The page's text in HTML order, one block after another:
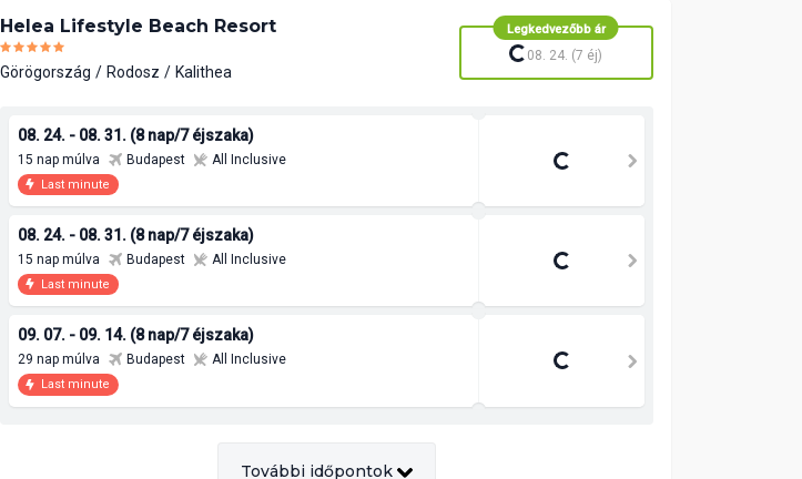
Helea Lifestyle Beach Resort
Görögország Rodosz Kalithea
Legkedvezőbb ár
Betelt08. 24. (7 éj)
08. 24. - 08. 31. (8 nap/7 éjszaka)
15 nap múlva Budapest
Last minute
08. 24. - 08. 31. (8 nap/7 éjszaka)
15 nap múlva Budapest
Last minute
09. 07. - 09. 14. (8 nap/7 éjszaka)
29 nap múlva Budapest
Last minute